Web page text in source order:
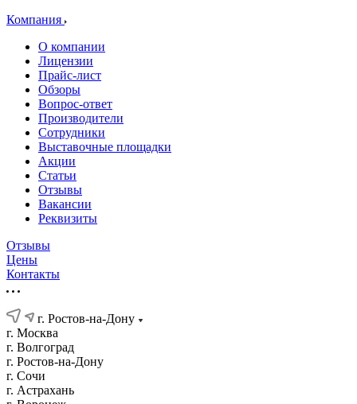
Компания
О компании
Лицензии
Прайс-лист
Обзоры
Вопрос-ответ
Производители
Сотрудники
Выставочные площадки
Акции
Статьи
Отзывы
Вакансии
Реквизиты
Отзывы
Цены
Контакты
г. Ростов-на-Дону
г. Москва
г. Волгоград
г. Ростов-на-Дону
г. Сочи
г. Астрахань